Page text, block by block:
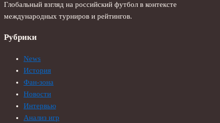
Глобальный взгляд на российский футбол в контексте
международных турниров и рейтингов.
Рубрики
News
История
Фан-зона
Новости
Интервью
Анализ игр